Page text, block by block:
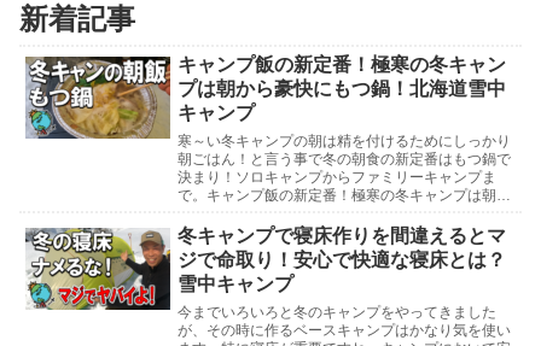
新着記事
キャンプ飯の新定番！極寒の冬キャン
プは朝から豪快にもつ鍋！北海道雪中
キャンプ
寒～い冬キャンプの朝は精を付けるためにしっかり
朝ごはん！と言う事で冬の朝食の新定番はもつ鍋で
決まり！ソロキャンプからファミリーキャンプま
で。キャンプ飯の新定番！極寒の冬キャンプは朝か
ャンプ参考動...
冬キャンプで寝床作りを間違えるとマ
ジで命取り！安心で快適な寝床とは？
雪中キャンプ
今までいろいろと冬のキャンプをやってきました
が、その時に作るベースキャンプはかなり気を使い